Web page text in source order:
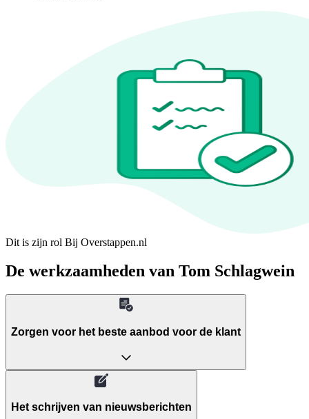
Dit is zijn rol Bij Overstappen.nl
De werkzaamheden van Tom Schlagwein
Zorgen voor het beste aanbod voor de klant
Het schrijven van nieuwsberichten